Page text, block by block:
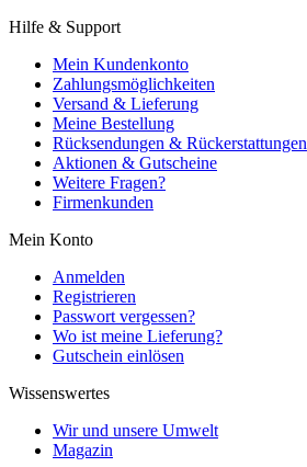
Hilfe & Support
Mein Kundenkonto
Zahlungsmöglichkeiten
Versand & Lieferung
Meine Bestellung
Rücksendungen & Rückerstattungen
Aktionen & Gutscheine
Weitere Fragen?
Firmenkunden
Mein Konto
Anmelden
Registrieren
Passwort vergessen?
Wo ist meine Lieferung?
Gutschein einlösen
Wissenswertes
Wir und unsere Umwelt
Magazin